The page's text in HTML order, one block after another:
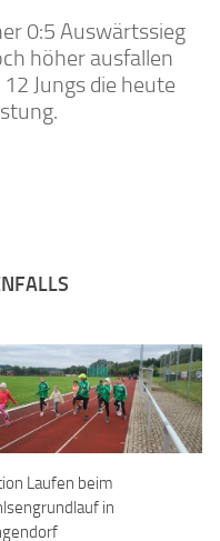
0:5 Auswärtssieg
höher ausfallen
Jungs die heute
Laufen beim
in